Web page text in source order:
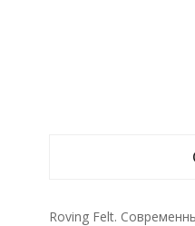
Roving Felt.